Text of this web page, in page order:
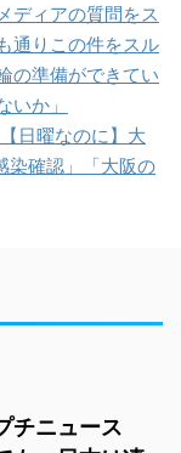
ディアの質問をス
通りこの件をスル
の準備ができてい
か」
日曜なのに】大
染確認」「大阪の
ニュース